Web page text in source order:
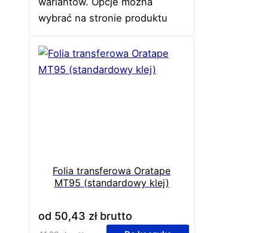
wybrać na stronie produktu
Folia transferowa Oratape
MT95 (standardowy klej)
od 50,43 złbrutto